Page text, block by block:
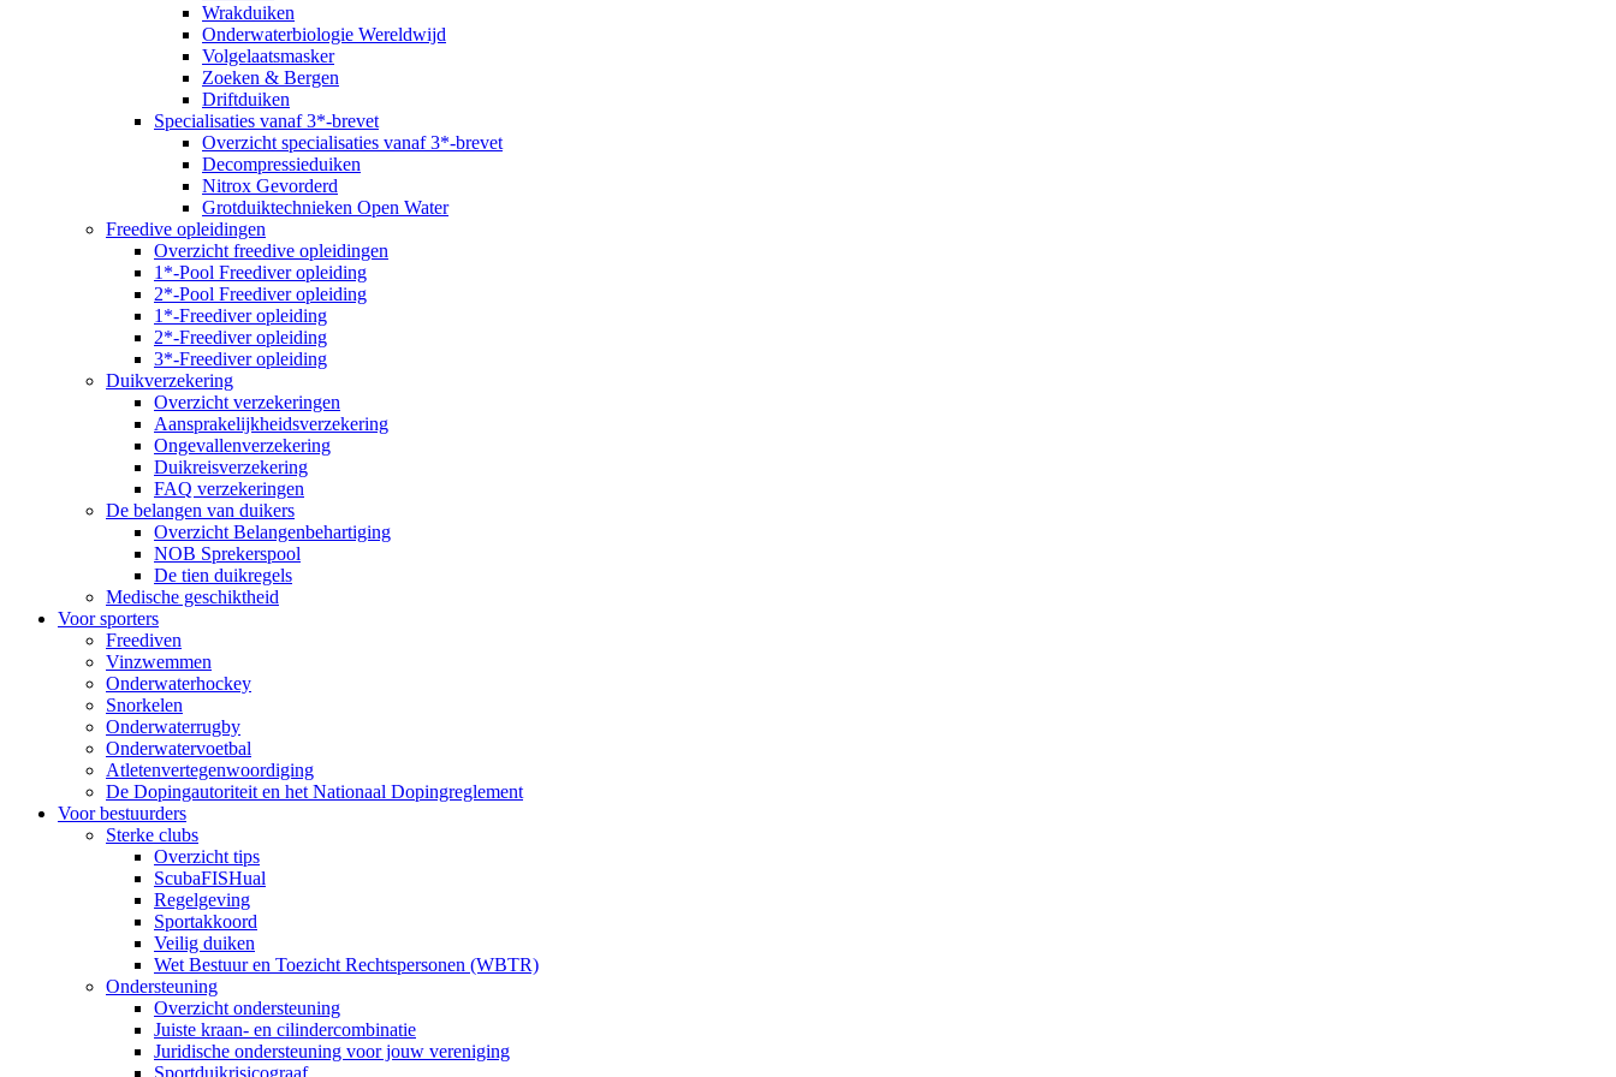
Wrakduiken
Onderwaterbiologie Wereldwijd
Volgelaatsmasker
Zoeken & Bergen
Driftduiken
Specialisaties vanaf 3*-brevet
Overzicht specialisaties vanaf 3*-brevet
Decompressieduiken
Nitrox Gevorderd
Grotduiktechnieken Open Water
Freedive opleidingen
Overzicht freedive opleidingen
1*-Pool Freediver opleiding
2*-Pool Freediver opleiding
1*-Freediver opleiding
2*-Freediver opleiding
3*-Freediver opleiding
Duikverzekering
Overzicht verzekeringen
Aansprakelijkheidsverzekering
Ongevallenverzekering
Duikreisverzekering
FAQ verzekeringen
De belangen van duikers
Overzicht Belangenbehartiging
NOB Sprekerspool
De tien duikregels
Medische geschiktheid
Voor sporters
Freediven
Vinzwemmen
Onderwaterhockey
Snorkelen
Onderwaterrugby
Onderwatervoetbal
Atletenvertegenwoordiging
De Dopingautoriteit en het Nationaal Dopingreglement
Voor bestuurders
Sterke clubs
Overzicht tips
ScubaFISHual
Regelgeving
Sportakkoord
Veilig duiken
Wet Bestuur en Toezicht Rechtspersonen (WBTR)
Ondersteuning
Overzicht ondersteuning
Juiste kraan- en cilindercombinatie
Juridische ondersteuning voor jouw vereniging
Sportduikrisicograaf